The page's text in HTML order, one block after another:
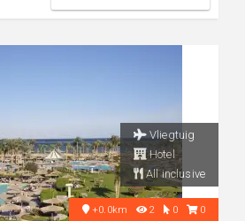
Vliegtuig
Hotel
All inclusive
+0.0km 2 0 0